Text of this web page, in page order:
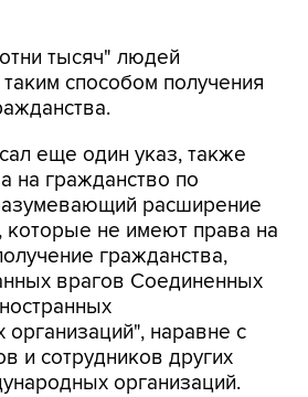
тысяч" людей
способом получения
еще один указ, также
на гражданство по
расширение
которые не имеют права на
гражданства,
врагов Соединенных
организаций", наравне с
и сотрудников других
организаций.